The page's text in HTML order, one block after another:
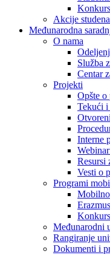
Akcije
Međunarodna
O nama
Služba
Centar
Projekti
Opšte o
Tekući i
Interne
Resursi
Vesti o
Programi
Međunarodni
Rangiranje
Dokumenti i